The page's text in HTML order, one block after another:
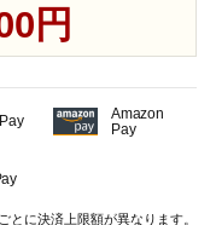
円
Amazon
Pay
とに決済上限額が異なります。